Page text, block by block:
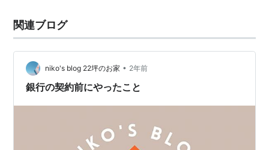
関連ブログ
niko's blog 22坪のお家 • 2年前
銀行の契約前にやったこと